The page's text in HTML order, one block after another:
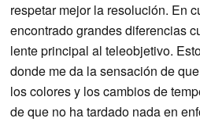
respetar mejor la resolución. En
encontrado grandes diferencias
lente principal al teleobjetivo.
donde me da la sensación de
los colores y los cambios de
de que no ha tardado nada en